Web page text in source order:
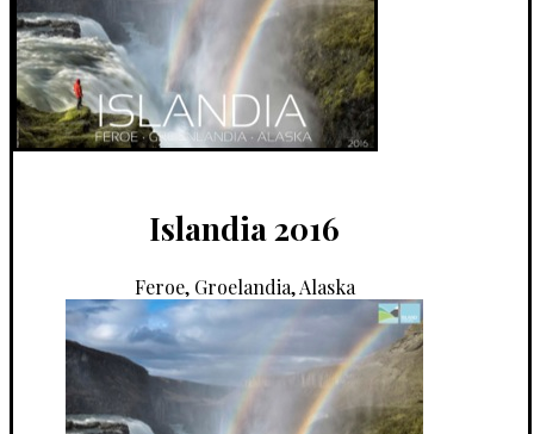
Islandia 2016
Feroe, Groelandia, Alaska